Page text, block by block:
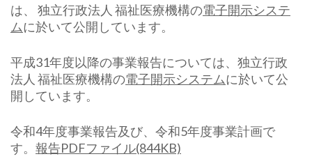
は、 独立行政法人 福祉医療機構の電子開示システ
ムに於いて公開しています。
平成31年度以降の事業報告については、独立行政
法人 福祉医療機構の電子開示システムに於いて公
開しています。
令和4年度事業報告及び、令和5年度事業計画で
す。 報告PDFファイル(844KB)